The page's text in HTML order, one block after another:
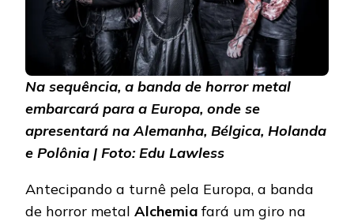
Na sequência, a banda de horror metal
embarcará para a Europa, onde se
apresentará na Alemanha, Bélgica, Holanda
e Polônia | Foto: Edu Lawless
Antecipando a turnê pela Europa, a banda
de horror metal Alchemiafará um giro na